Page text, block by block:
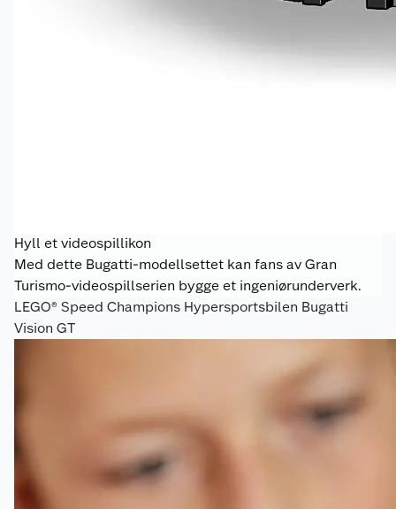
Hyll et videospillikon
Med dette Bugatti-modellsettet kan fans av Gran
Turismo-videospillserien bygge et ingeniørunderverk.